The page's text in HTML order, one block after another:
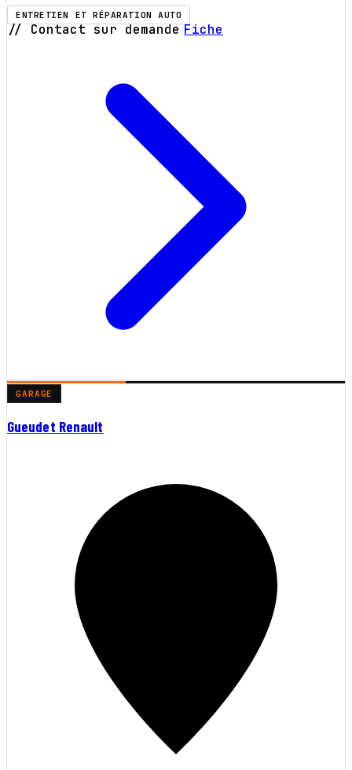
ENTRETIEN ET RÉPARATION AUTO
// Contact sur demande Fiche
GARAGE
Gueudet Renault